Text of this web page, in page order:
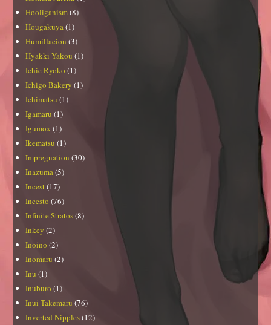
Hooliganism (8)
Hougakuya (1)
Humillacion (3)
Hyakki Yakou (1)
Ichie Ryoko (1)
Ichigo Bakery (1)
Ichimatsu (1)
Igamaru (1)
Igumox (1)
Ikematsu (1)
Impregnation (30)
Inazuma (5)
Incest (17)
Incesto (76)
Infinite Stratos(8)
Inkey (2)
Inoino (2)
Inomaru (2)
Inu (1)
Inuburo (1)
Inui Takemaru (76)
Inverted Nipples(12)